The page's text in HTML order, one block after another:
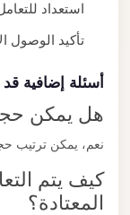
استعداد
تأكيد الوصول
أسئلة إضافية قد
هل يمكن
نعم، يمكن ترتيب
كيف يتم
المعتادة؟